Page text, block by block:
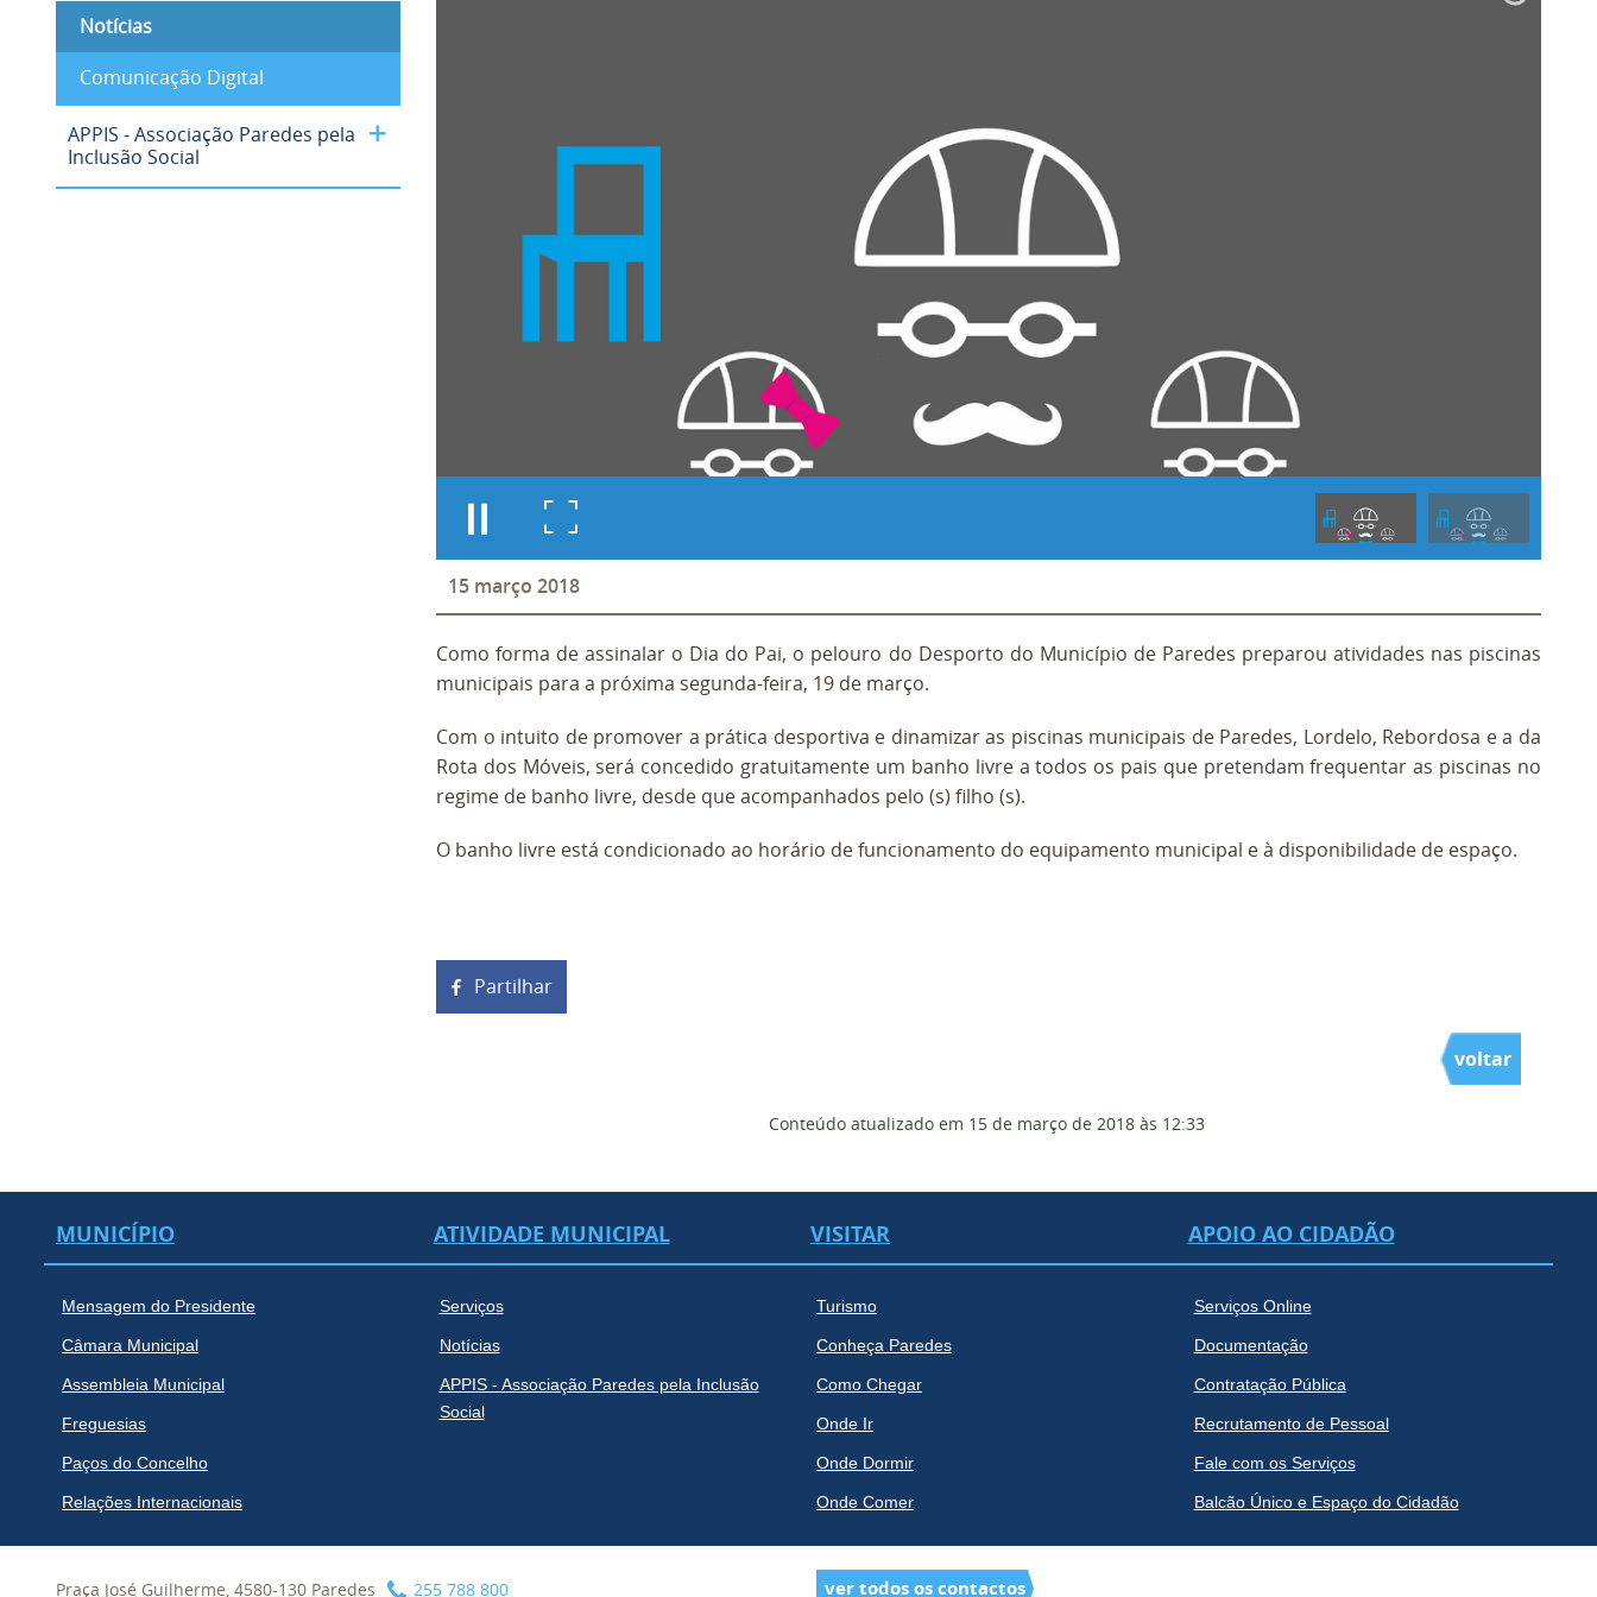
Notícias
Comunicação Digital
APPIS - Associação Paredes pela
Inclusão Social
15 março 2018
Como forma de assinalar o Dia do Pai, o pelouro do Desporto do Município de Paredes preparou atividades nas piscinas
municipais para a próxima segunda-feira, 19 de março.
Com o intuito de promover a prática desportiva e dinamizar as piscinas municipais de Paredes, Lordelo, Rebordosa e a da
Rota dos Móveis, será concedido gratuitamente um banho livre a todos os pais que pretendam frequentar as piscinas no
regime de banho livre, desde que acompanhados pelo (s) filho (s).
O banho livre está condicionado ao horário de funcionamento do equipamento municipal e à disponibilidade de espaço.
Partilhar
voltar
Conteúdo atualizado em 15 de março de 2018 às 12:33
MUNICÍPIO
Mensagem do Presidente
Câmara Municipal
Assembleia Municipal
Freguesias
Paços do Concelho
Relações Internacionais
ATIVIDADE MUNICIPAL
Serviços
Notícias
APPIS - Associação Paredes pela Inclusão
Social
VISITAR
Turismo
Conheça Paredes
Como Chegar
Onde Ir
Onde Dormir
Onde Comer
APOIO AO CIDADÃO
Serviços Online
Documentação
Contratação Pública
Recrutamento de Pessoal
Fale com os Serviços
Balcão Único e Espaço do Cidadão
Praça José Guilherme, 4580-130 Paredes 255 788 800 ver todos os contactos